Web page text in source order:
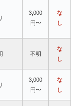
3,000
円〜
な
し
不明
な
し
3,000
円〜
な
し